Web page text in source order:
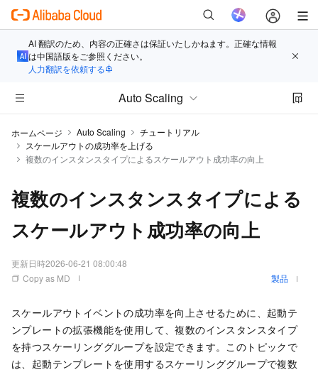
AI 翻訳のため、内容の正確さは保証いたしかねます。正確な情報
は中国語版をご参照ください。
人力翻訳を依頼する
Auto Scaling
ホームページ Auto Scaling
チュートリアル
スケールアウトの成功率を上げる
複数のインスタンスタイプによるスケールアウト成功率の向上
複数のインスタンスタイプによる
スケールアウト成功率の向上
更新日時2026-06-21 08:00:48
Copy as MD
製品
スケールアウトイベントの成功率を向上させるために、起動テ
ンプレートの拡張機能を使用して、複数のインスタンスタイプ
を持つスケーリンググループを設定できます。このトピックで
は、起動テンプレートを使用するスケーリンググループで複数